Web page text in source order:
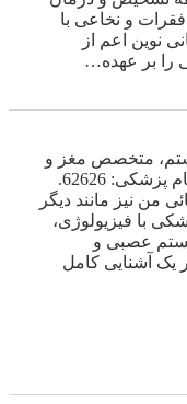
و نخاعی با
نوین اعم از
را بر عهده…
متخصص مغز و
اعصاب و دارای شماره نظام پزشکی: 62626.
من نیز مانند دیگر
با فیزیولوژی،
عصبی و
یک آشنایی کامل